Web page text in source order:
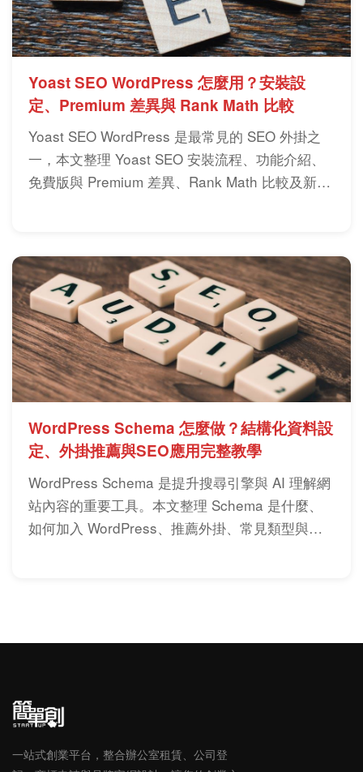
Yoast SEO WordPress 怎麼用？安裝設
定、Premium 差異與 Rank Math 比較
Yoast SEO WordPress 是最常見的 SEO 外掛之
一，本文整理 Yoast SEO 安裝流程、功能介紹、
免費版與 Premium 差異、Rank Math 比較及新手
WordPress Schema 怎麼做？結構化資料設
定、外掛推薦與SEO應用完整教學
WordPress Schema 是提升搜尋引擎與 AI 理解網
站內容的重要工具。本文整理 Schema 是什麼、
如何加入 WordPress、推薦外掛、常見類型與設
一站式創業平台，整合辦公室租賃、公司登